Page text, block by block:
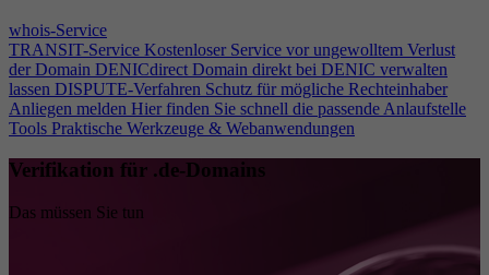
whois-Service
TRANSIT-Service Kostenloser Service vor ungewolltem Verlust
der Domain DENICdirect Domain direkt bei DENIC verwalten
lassen DISPUTE-Verfahren Schutz für mögliche Rechteinhaber
Anliegen melden Hier finden Sie schnell die passende Anlaufstelle
Tools Praktische Werkzeuge & Webanwendungen
Verifikation für .de-Domains
Das müssen Sie tun